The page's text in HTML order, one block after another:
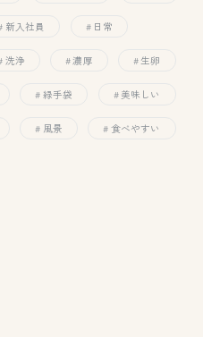
新入社員 日常
洗浄 濃厚 生卵
緑手袋 美味しい
風景 食べやすい